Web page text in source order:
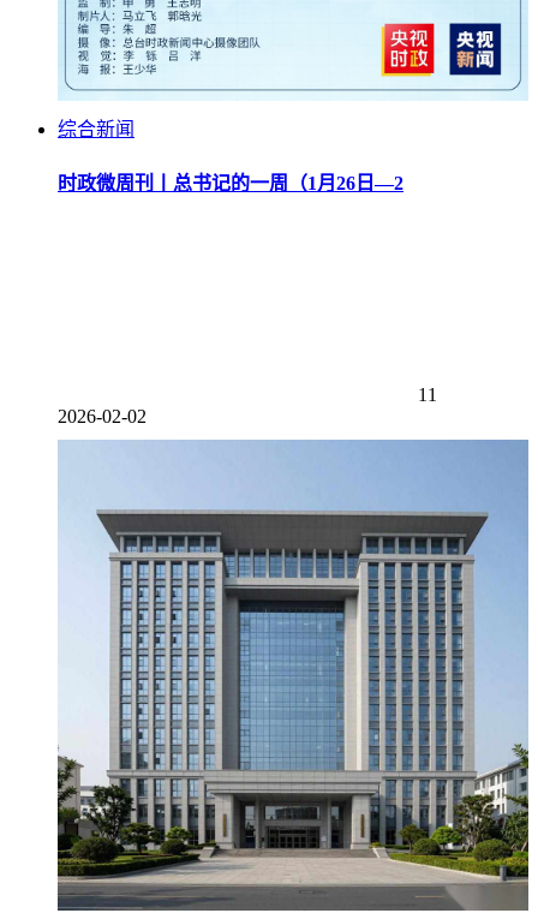
综合新闻
时政微周刊丨总书记的一周（1月26日—2
11
2026-02-02